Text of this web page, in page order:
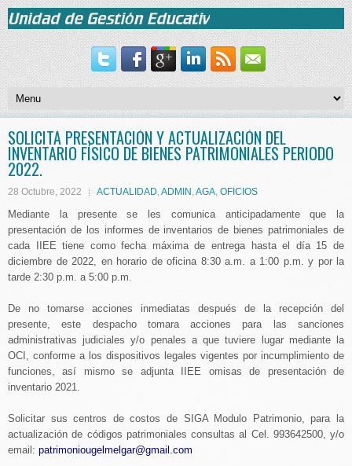
SOLICITA PRESENTACIÓN Y ACTUALIZACIÓN DEL
INVENTARIO FÍSICO DE BIENES PATRIMONIALES PERIODO
2022.
28 Octubre, 2022 ACTUALIDAD,ADMIN ,AGA, OFICIOS
Mediante la presente se les comunica anticipadamente que la
presentación de los informes de inventarios de bienes patrimoniales de
cada IIEE tiene como fecha máxima de entrega hasta el día 15 de
diciembre de 2022, en horario de oficina 8:30 a.m. a 1:00 p.m. y por la
tarde 2:30 p.m. a 5:00 p.m.
De no tomarse acciones inmediatas después de la recepción del
presente, este despacho tomara acciones para las sanciones
administrativas judiciales y/o penales a que tuviere lugar mediante la
OCI, conforme a los dispositivos legales vigentes por incumplimiento de
funciones, así mismo se adjunta IIEE omisas de presentación de
inventario 2021.
Solicitar sus centros de costos de SIGA Modulo Patrimonio, para la
actualización de códigos patrimoniales consultas al Cel. 993642500, y/o
email: patrimoniougelmelgar@gmail.com